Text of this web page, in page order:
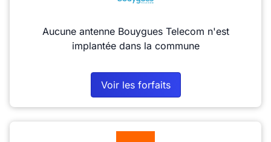
Aucune antenne Bouygues Telecom n'est
implantée dans la commune
Voir les forfaits